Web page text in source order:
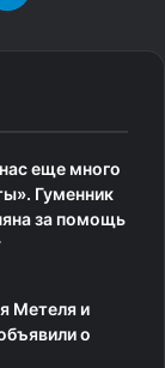
g
r
m
еще много
Гуменник
за помощь
Метеля и
о